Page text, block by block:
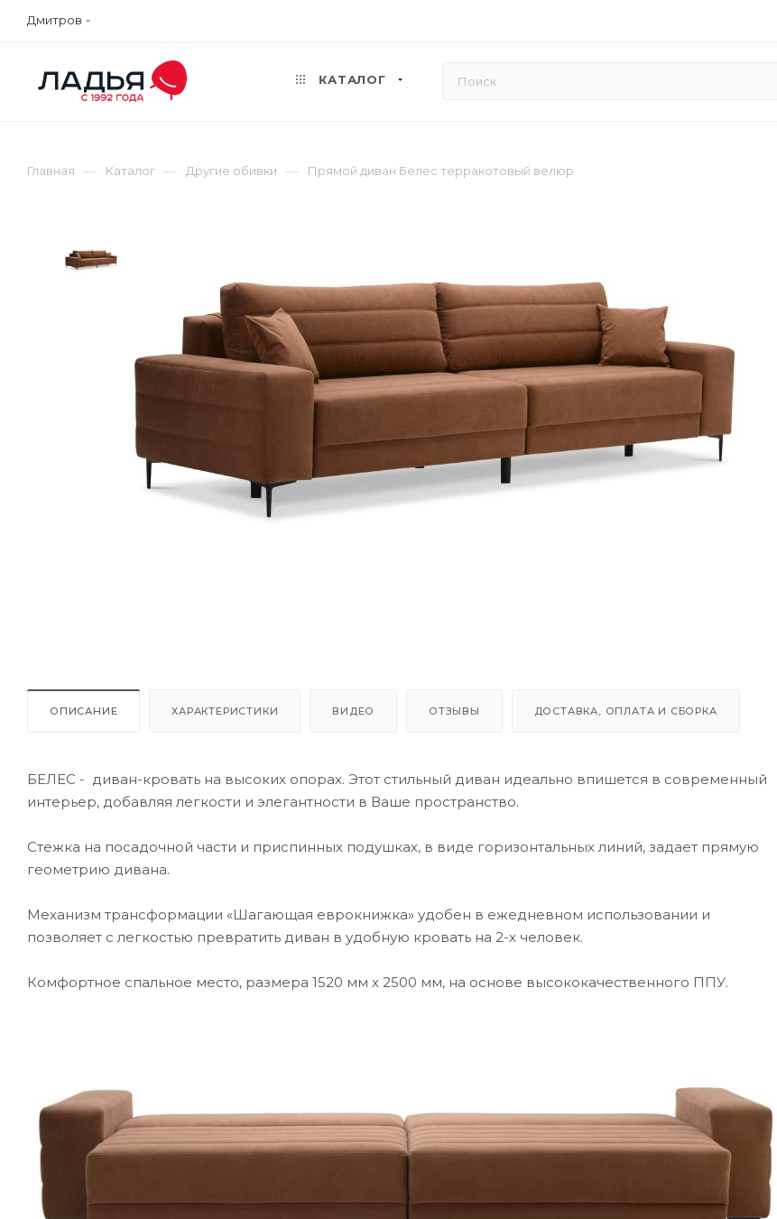
Дмитров
КАТАЛОГ
Главная — Каталог — Другие обивки — Прямой диван Белес терракотовый велюр
ОПИСАНИЕ ХАРАКТЕРИСТИКИ ВИДЕО ОТЗЫВЫ ДОСТАВКА, ОПЛАТА И СБОРКА
БЕЛЕС - диван-кровать на высоких опорах. Этот стильный диван идеально впишется в современный
интерьер, добавляя легкости и элегантности в Ваше пространство.
Стежка на посадочной части и приспинных подушках, в виде горизонтальных линий, задает прямую
геометрию дивана.
Механизм трансформации «Шагающая еврокнижка» удобен в ежедневном использовании и
позволяет с легкостью превратить диван в удобную кровать на 2-х человек.
Комфортное спальное место, размера 1520 мм х 2500 мм, на основе высококачественного ППУ.